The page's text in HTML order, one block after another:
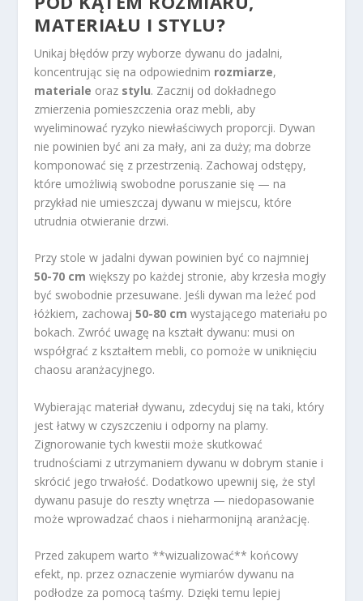
MATERIAŁU I STYLU?
Unikaj błędów przy wyborze dywanu do jadalni,
koncentrując się na odpowiednim rozmiarze,
materiale oraz stylu. Zacznij od dokładnego
zmierzenia pomieszczenia oraz mebli, aby
wyeliminować ryzyko niewłaściwych proporcji. Dywan
nie powinien być ani za mały, ani za duży; ma dobrze
komponować się z przestrzenią. Zachowaj odstępy,
które umożliwią swobodne poruszanie się — na
przykład nie umieszczaj dywanu w miejscu, które
utrudnia otwieranie drzwi.
Przy stole w jadalni dywan powinien być co najmniej
50-70 cm większy po każdej stronie, aby krzesła mogły
być swobodnie przesuwane. Jeśli dywan ma leżeć pod
łóżkiem, zachowaj50-80 cm wystającego materiału po
bokach. Zwróć uwagę na kształt dywanu: musi on
współgrać z kształtem mebli, co pomoże w uniknięciu
chaosu aranżacyjnego.
Wybierając materiał dywanu, zdecyduj się na taki, który
jest łatwy w czyszczeniu i odporny na plamy.
Zignorowanie tych kwestii może skutkować
trudnościami z utrzymaniem dywanu w dobrym stanie i
skrócić jego trwałość. Dodatkowo upewnij się, że styl
dywanu pasuje do reszty wnętrza — niedopasowanie
może wprowadzać chaos i nieharmonijną aranżację.
Przed zakupem warto **wizualizować** końcowy
efekt, np. przez oznaczenie wymiarów dywanu na
podłodze za pomocą taśmy. Dzięki temu lepiej